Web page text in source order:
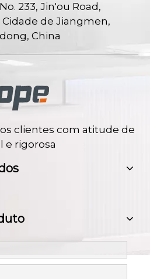
233, Jin'ou Road,
de Jiangmen,
China
clientes com atitude de
e rigorosa